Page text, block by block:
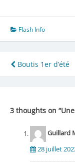
Flash Info
Navigation
de
Boutis 1er d’été
3 thoughts on “
Guillard
28 juillet